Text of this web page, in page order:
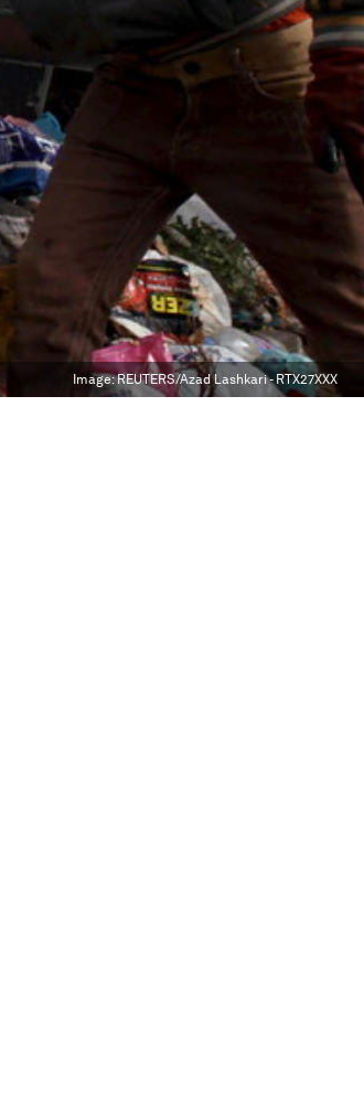
Image:REUTERS/Azad Lashkari - RTX27XXX